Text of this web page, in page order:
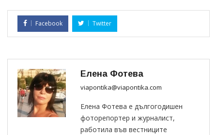
Facebook Twitter
Елена Фотева
viapontika@viapontika.com
Елена Фотева е дългогодишен
фоторепортер и журналист,
работила във вестниците